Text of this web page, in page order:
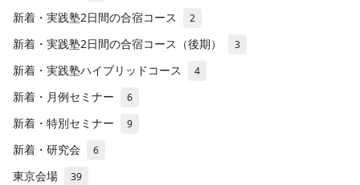
新着・実践塾2日間の合宿コース 2
新着・実践塾2日間の合宿コース（後期） 3
新着・実践塾ハイブリッドコース 4
新着・月例セミナー 6
新着・特別セミナー 9
新着・研究会 6
東京会場 39